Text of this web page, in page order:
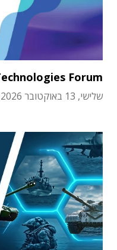
Forum
שלישי, 13 באוקטובר 2026